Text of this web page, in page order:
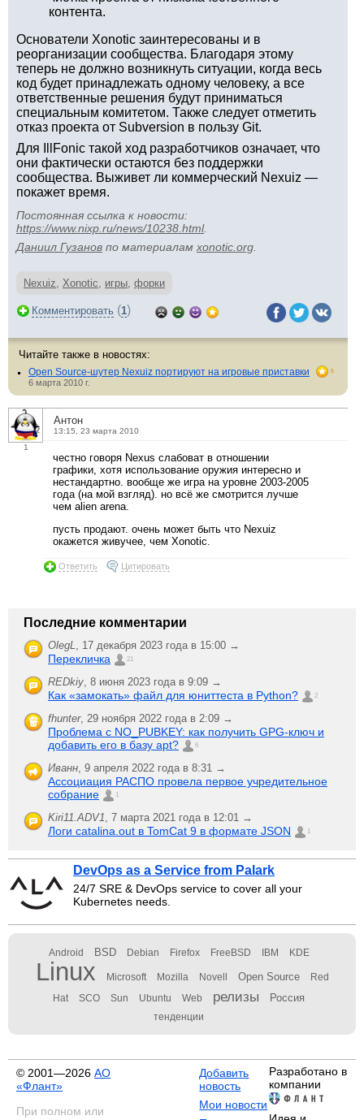
контента.
Основатели Xonotic заинтересованы и в
реорганизации сообщества. Благодаря этому
теперь не должно возникнуть ситуации, когда весь
код будет принадлежать одному человеку, а все
ответственные решения будут приниматься
специальным комитетом. Также следует отметить
отказ проекта от Subversion в пользу Git.
Для IllFonic такой ход разработчиков означает, что
они фактически остаются без поддержки
сообщества. Выживет ли коммерческий Nexuiz —
покажет время.
Постоянная ссылка к новости:
https://www.nixp.ru/news/10238.html.
Даниил Гузанов по материалам xonotic.org
Nexuiz, Xonotic, игры, форки
Комментировать (1)
Читайте также в новостях:
Open Source-шутер Nexuiz портируют на игровые приставки 5
6 марта 2010 г.
1
Антон
13:15, 23 марта 2010
честно говоря Nexus слабоват в отношении
графики, хотя использование оружия интересно и
нестандартно. вообще же игра на уровне 2003-2005
года (на мой взгляд). но всё же смотрится лучше
чем alien arena.
пусть продают. очень может быть что Nexuiz
окажется живучее, чем Xonotic.
Ответить Цитировать
Последние комментарии
OlegL 17 декабря 2023 года в 15:00 →
Перекличка 21
REDkiy 8 июня 2023 года в 9:09 →
Как «замокать» файл для юниттеста в Python? 2
fhunter, 29 ноября 2022 года в 2:09 →
Проблема с NO_PUBKEY: как получить GPG-ключ и
добавить его в базу apt?
6
Иванн 9 апреля 2022 года в 8:31 →
Ассоциация РАСПО провела первое учредительное
собрание
1
Kiri11.ADV1 7 марта 2021 года в 12:01 →
Логи catalina.out в TomCat 9 в формате JSON 1
DevOps as a Service from Palark
24/7 SRE & DevOps service to cover all your
Kubernetes needs.
Android BSD Debian Firefox FreeBSD IBM KDE
Linux Microsoft Mozilla Novell Open Source Red
Hat SCO Sun Ubuntu Web релизы Россия
тенденции
© 2001—2026 АО
«Флант»
При полном или
Добавить
новость
Мои новости
Разработано в
компании